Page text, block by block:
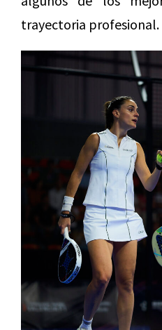
trayectoria profesional.